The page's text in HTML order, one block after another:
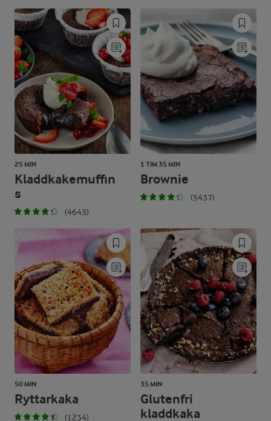
25 MIN
Kladdkakemuffin
s
(4643)
1 TIM 35 MIN
Brownie
(5437)
50 MIN
Ryttarkaka
(1234)
35 MIN
Glutenfri
kladdkaka